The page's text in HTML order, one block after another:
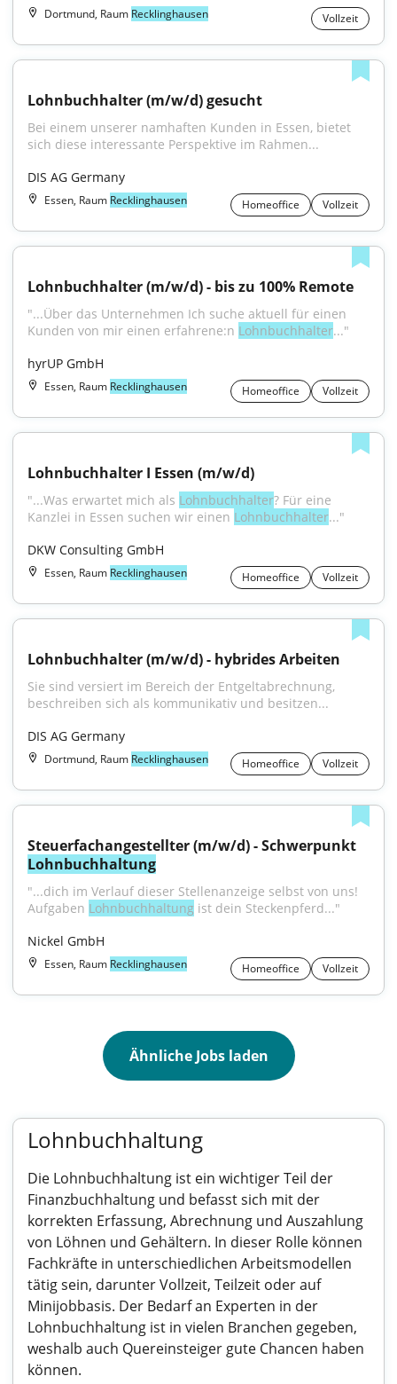
Dortmund, Raum Recklinghausen Vollzeit
Lohnbuchhalter (m/w/d) gesucht
Bei einem unserer namhaften Kunden in Essen, bietet
sich diese interessante Perspektive im Rahmen...
DIS AG Germany
Essen, Raum Recklinghausen Homeoffice Vollzeit
Lohnbuchhalter (m/w/d) - bis zu 100% Remote
"...Über das Unternehmen Ich suche aktuell für einen
Kunden von mir einen erfahrene:n Lohnbuchhalter..."
hyrUP GmbH
Essen, Raum Recklinghausen Homeoffice Vollzeit
Lohnbuchhalter I Essen (m/w/d)
"...Was erwartet mich als Lohnbuchhalter? Für eine
Kanzlei in Essen suchen wir einen Lohnbuchhalter..."
DKW Consulting GmbH
Essen, Raum Recklinghausen Homeoffice Vollzeit
Lohnbuchhalter (m/w/d) - hybrides Arbeiten
Sie sind versiert im Bereich der Entgeltabrechnung,
beschreiben sich als kommunikativ und besitzen...
DIS AG Germany
Dortmund, Raum Recklinghausen Homeoffice Vollzeit
Lohnbuchhaltung
"...dich im Verlauf dieser Stellenanzeige selbst von uns!
Aufgaben Lohnbuchhaltung ist dein Steckenpferd..."
Nickel GmbH
Essen, Raum Recklinghausen Homeoffice Vollzeit
Ähnliche Jobs laden
Lohnbuchhaltung
Die Lohnbuchhaltung ist ein wichtiger Teil der
Finanzbuchhaltung und befasst sich mit der
korrekten Erfassung, Abrechnung und Auszahlung
von Löhnen und Gehältern. In dieser Rolle können
Fachkräfte in unterschiedlichen Arbeitsmodellen
tätig sein, darunter Vollzeit, Teilzeit oder auf
Minijobbasis. Der Bedarf an Experten in der
Lohnbuchhaltung ist in vielen Branchen gegeben,
weshalb auch Quereinsteiger gute Chancen haben
können.